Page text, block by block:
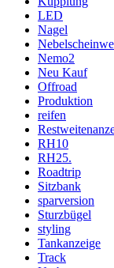
LED
Nagel
Nemo2
Neu Kauf
Offroad
Produktion
reifen
RH10
RH25.
Roadtrip
Sitzbank
sparversion
Sturzbügel
styling
Tankanzeige
Track